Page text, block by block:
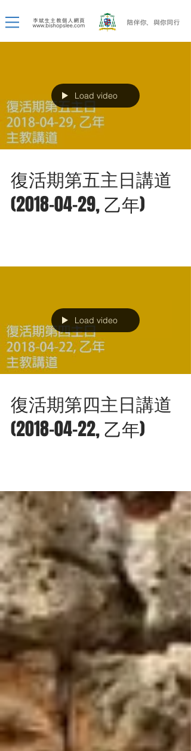
Load video
復活期第五主日講道
(2018-04-29, 乙年)
Load video
復活期第四主日講道
(2018-04-22, 乙年)